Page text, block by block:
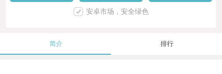
安卓市场，安全绿色
简介 排行